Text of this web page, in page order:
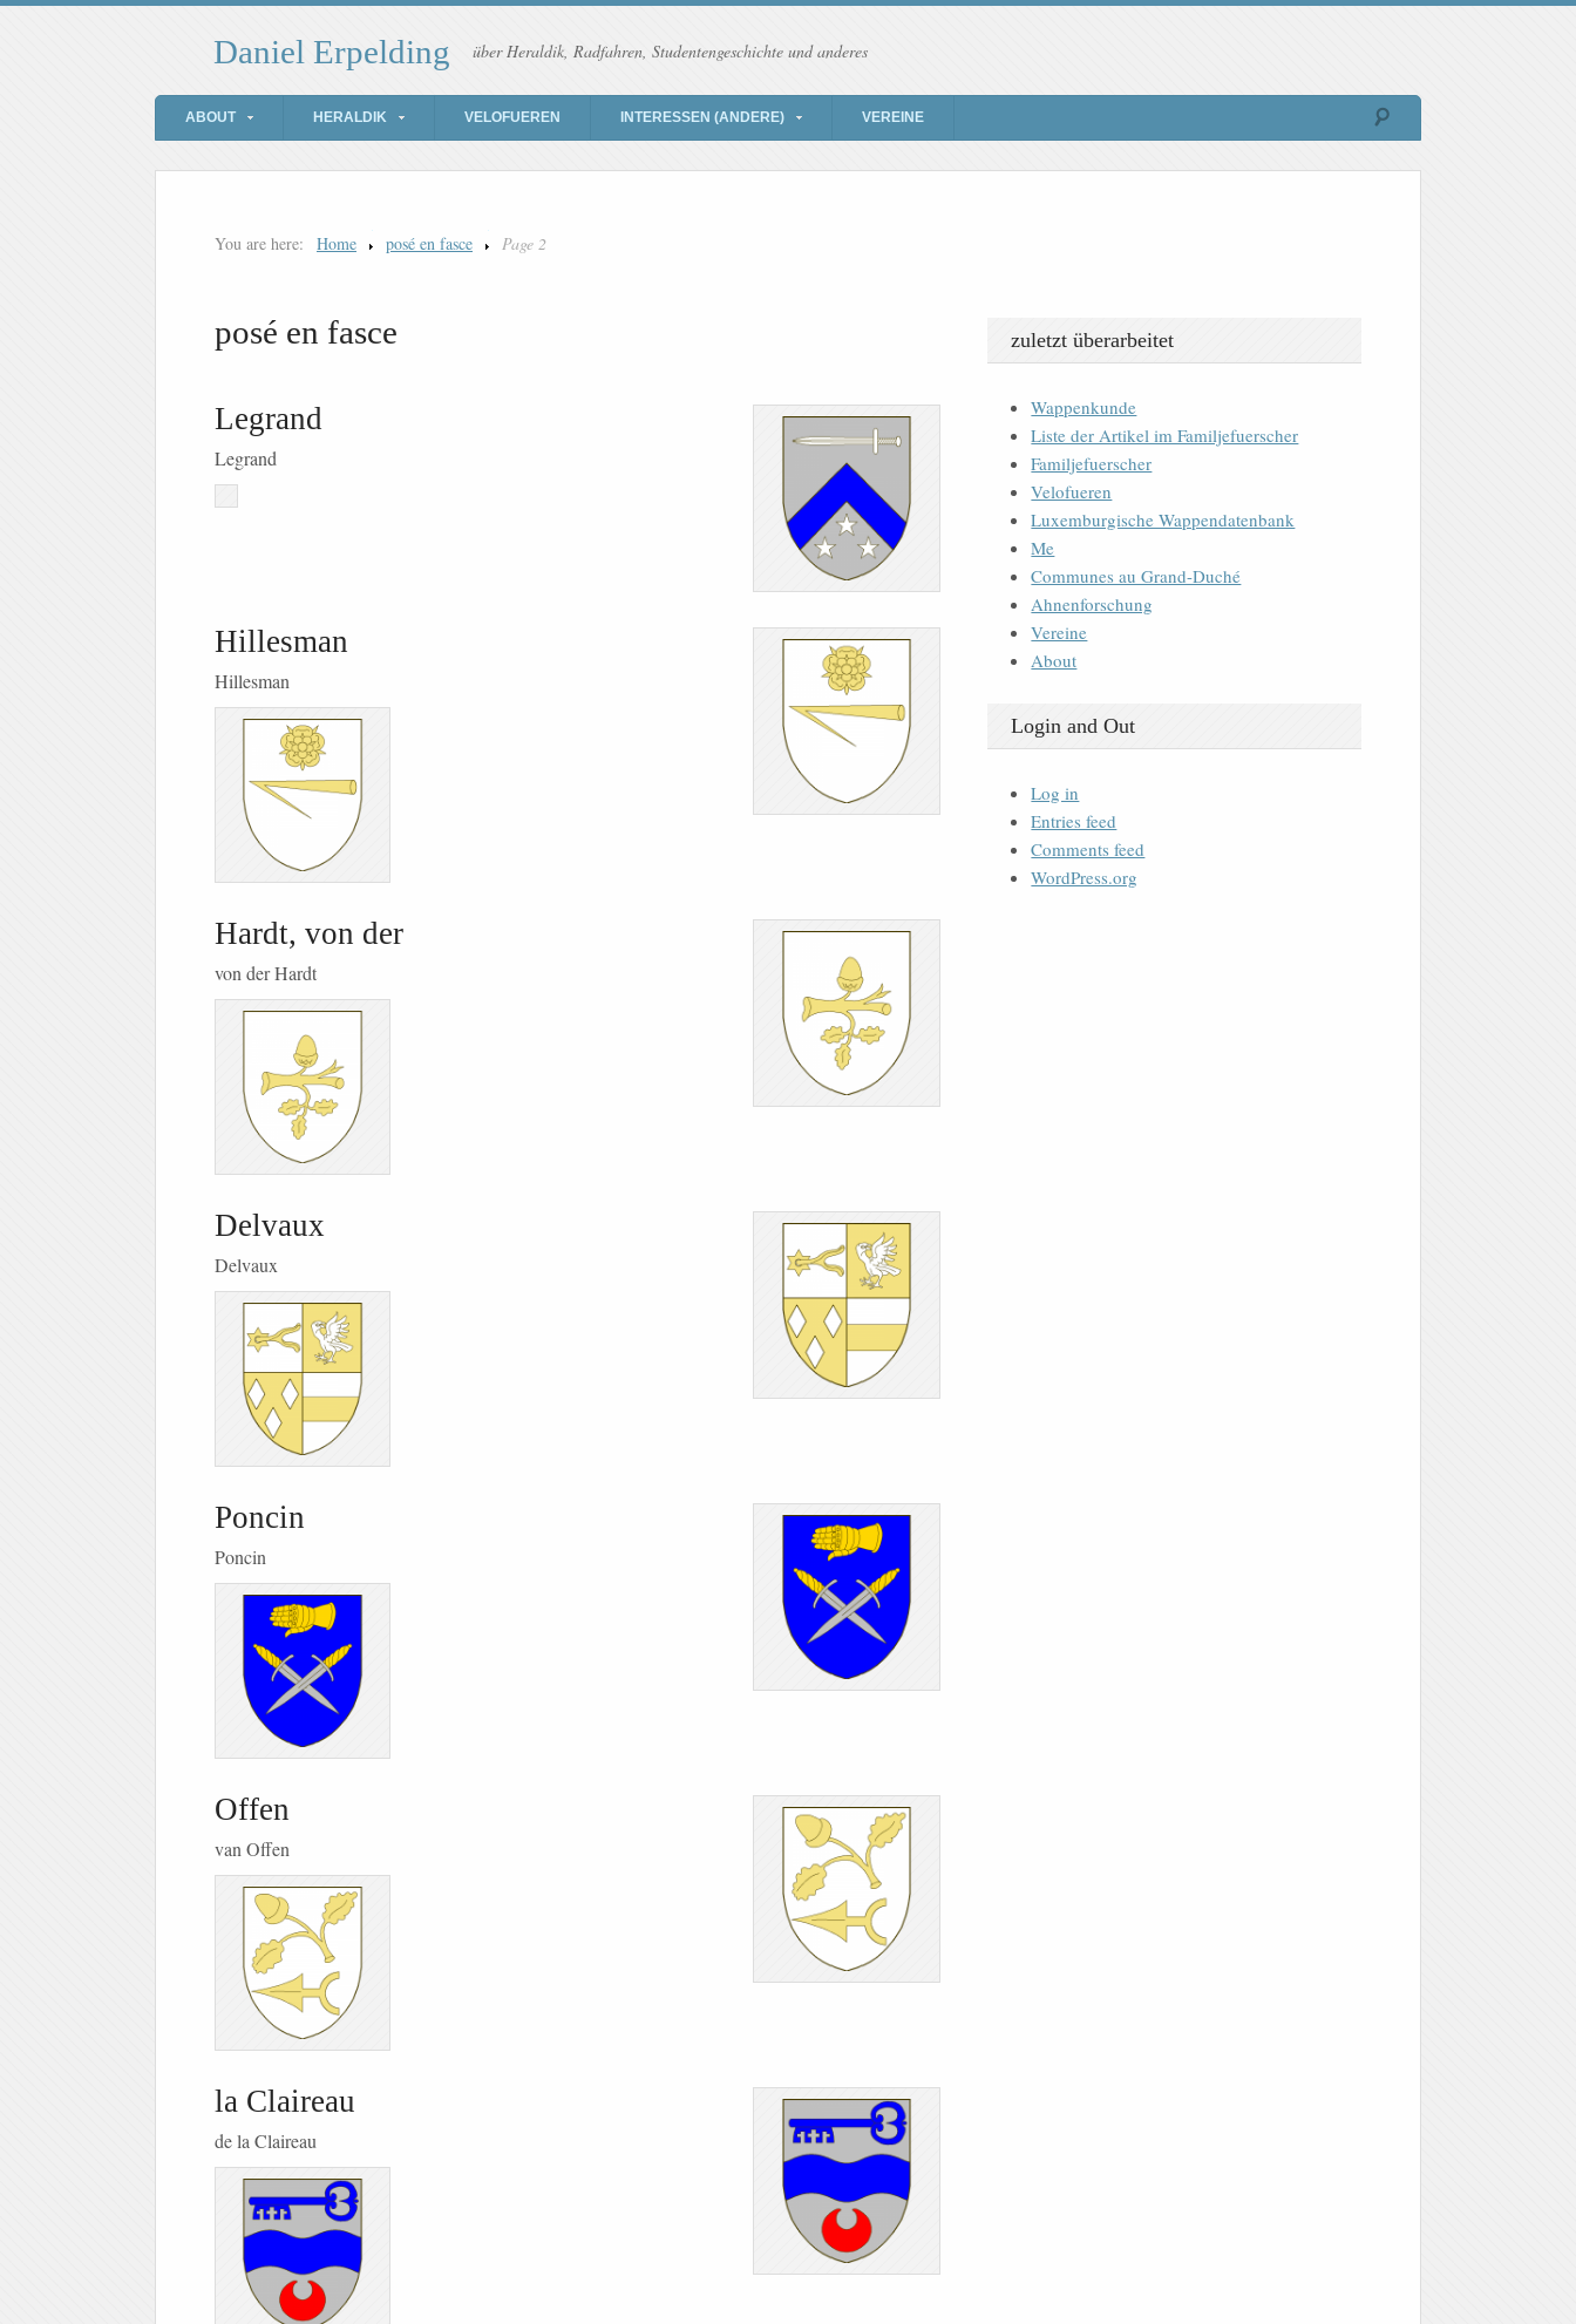
Daniel Erpelding über Heraldik, Radfahren, Studentengeschichte und anderes
ABOUT HERALDIK VELOFUEREN INTERESSEN (ANDERE) VEREINE
You are here: Home posé en fasce Page 2
posé en fasce
Legrand
Legrand
Hillesman
Hillesman
Hardt, von der
von der Hardt
Delvaux
Delvaux
Poncin
Poncin
Offen
van Offen
la Claireau
de la Claireau
zuletzt überarbeitet
Wappenkunde
Liste der Artikel im Familjefuerscher
Familjefuerscher
Velofueren
Luxemburgische Wappendatenbank
Me
Communes au Grand-Duché
Ahnenforschung
Vereine
About
Login and Out
Log in
Entries feed
Comments feed
WordPress.org